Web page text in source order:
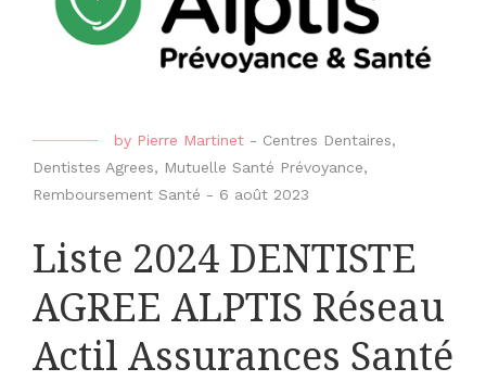
by Pierre Martinet - Centres Dentaires,
Dentistes Agrees, Mutuelle Santé Prévoyance,
Remboursement Santé - 6 août 2023
Liste 2024 DENTISTE
AGREE ALPTIS Réseau
Actil Assurances Santé